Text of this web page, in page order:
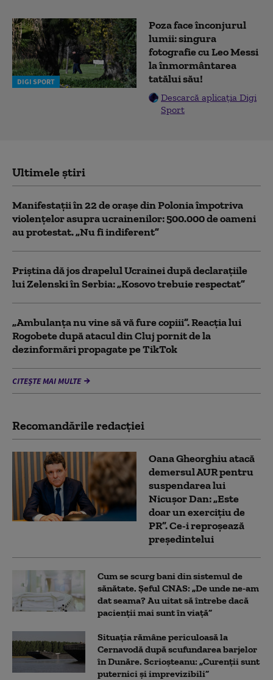
DIGI SPORT
Poza face înconjurul
lumii: singura
fotografie cu Leo Messi
la înmormântarea
tatălui său!
Descarcă aplicația Digi
Sport
Ultimele știri
Manifestații în 22 de orașe din Polonia împotriva
violențelor asupra ucrainenilor: 500.000 de oameni
au protestat. „Nu fi indiferent”
Priștina dă jos drapelul Ucrainei după declarațiile
lui Zelenski în Serbia: „Kosovo trebuie respectat”
„Ambulanța nu vine să vă fure copiii”. Reacția lui
Rogobete după atacul din Cluj pornit de la
dezinformări propagate pe TikTok
CITEȘTE MAI MULTE
Recomandările redacţiei
Oana Gheorghiu atacă
demersul AUR pentru
suspendarea lui
Nicușor Dan: „Este
doar un exercițiu de
PR”. Ce-i reproșează
președintelui
Cum se scurg bani din sistemul de
sănătate. Șeful CNAS: „De unde ne-am
dat seama? Au uitat să întrebe dacă
pacienții mai sunt în viață”
Situația rămâne periculoasă la
Cernavodă după scufundarea barjelor
în Dunăre. Scrioșteanu: „Curenții sunt
puternici și imprevizibili”